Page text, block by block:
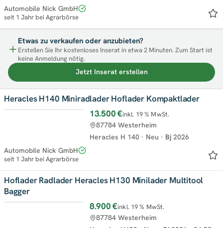
Automobile Nick GmbH
seit 1 Jahr bei Agrarbörse
Etwas zu verkaufen oder anzubieten?
Erstellen Sie Ihr kostenloses Inserat in etwa 2 Minuten. Zum Start ist
keine Anmeldung nötig.
Jetzt Inserat erstellen
Heracles H140 Miniradlader Hoflader Kompaktlader
13.500 €inkl. 19 % MwSt.
Heracles H 140 · Neu · Bj 2026
87784 Westerheim
Automobile Nick GmbH
seit 1 Jahr bei Agrarbörse
Hoflader Radlader Heracles H130 Minilader Multitool
Bagger
8.900 €inkl. 19 % MwSt.
87784 Westerheim